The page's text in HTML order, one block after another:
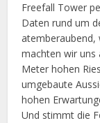
Freefall Tower
Daten rund um
atemberaubend,
machten wir uns
Meter hohen
umgebaute
hohen
Und stimmt die